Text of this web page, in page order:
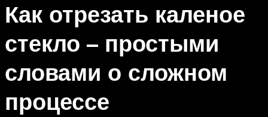
Как отрезать каленое
стекло – простыми
словами о сложном
процессе